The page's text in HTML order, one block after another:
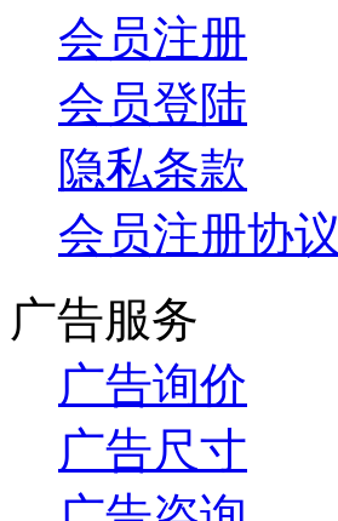
会员注册
会员登陆
隐私条款
会员注册协议
广告服务
广告询价
广告尺寸